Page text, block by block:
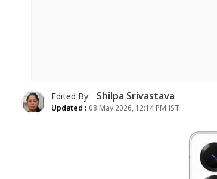
Edited By: Shilpa Srivastava
Updated : 08 May 2026, 12:14 PM IST